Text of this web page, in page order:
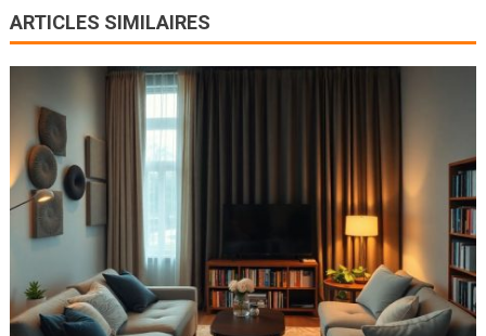
ARTICLES SIMILAIRES